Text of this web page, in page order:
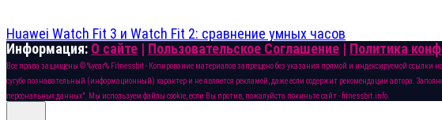
Huawei Watch Fit 3 и Watch Fit 2: сравнение умных часов
Информация: О сайте | Пользовательское Соглашение | Политика
Все права защищены © %year% Fitnessbit - Копирование материалов запрещено без указания прямой и индексируемой
сугубо познавательный (информационный) характер и не является рекламой, даже если содержит рекомендации автора.
персональных данных". Мы используем файлы cookie, если Вы против, пожалуйста покиньте сайт - fitnessbit.info.